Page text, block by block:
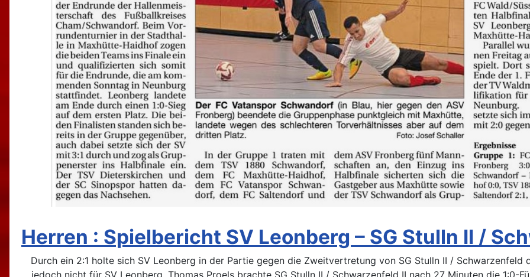
Herren : Spielbericht SV Leonberg – SG Stulln II /
Durch ein 2:1 holte sich SV Leonberg in der Partie gegen die Zweitvertretung von SG Stulln II /